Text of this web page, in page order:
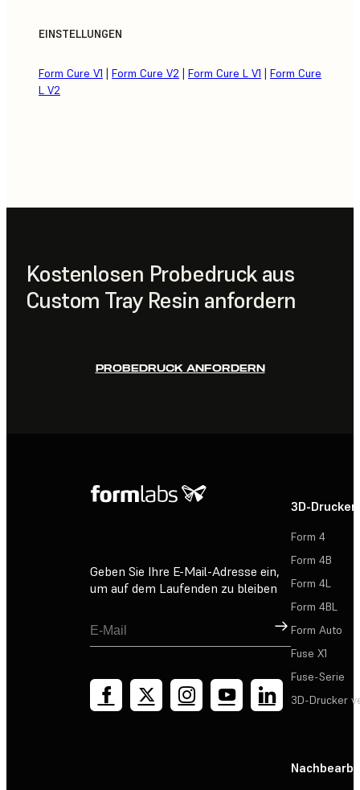
EINSTELLUNGEN
Form Cure V1 | Form Cure V2 | Form Cure L V1 | Form Cure
L V2
Kostenlosen Probedruck aus
Custom Tray Resin anfordern
PROBEDRUCK ANFORDERN
Geben Sie Ihre E-Mail-Adresse ein,
um auf dem Laufenden zu bleiben
Registrieren
3D-Drucker
Form 4
Form 4B
Form 4L
Form 4BL
Form Auto
Fuse X1
Fuse-Serie
3D-Drucker